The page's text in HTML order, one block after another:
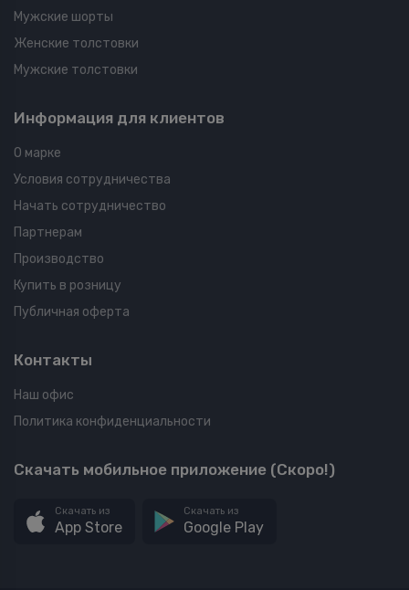
Мужские шорты
Женские толстовки
Мужские толстовки
Информация для клиентов
О марке
Условия сотрудничества
Начать сотрудничество
Партнерам
Производство
Купить в розницу
Публичная оферта
Контакты
Наш офис
Политика конфиденциальности
Скачать мобильное приложение (Скоро!)
Скачать из
App Store
Скачать из
Google Play